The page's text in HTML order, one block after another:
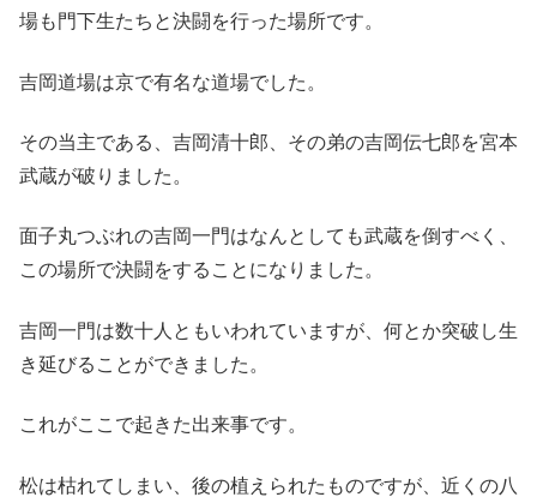
場も門下生たちと決闘を行った場所です。
吉岡道場は京で有名な道場でした。
その当主である、吉岡清十郎、その弟の吉岡伝七郎を宮本
武蔵が破りました。
面子丸つぶれの吉岡一門はなんとしても武蔵を倒すべく、
この場所で決闘をすることになりました。
吉岡一門は数十人ともいわれていますが、何とか突破し生
き延びることができました。
これがここで起きた出来事です。
松は枯れてしまい、後の植えられたものですが、近くの八